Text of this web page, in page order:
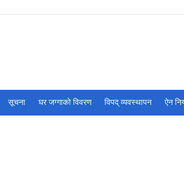
सूचना घर जग्गाको विवरण विपद् व्यवस्थापन ऐन